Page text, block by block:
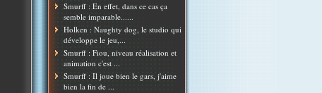
Smurff : En effet, dans ce cas ça
semble imparable......
Holken : Naughty dog, le studio qui
développe le jeu,...
Smurff : Fiou, niveau réalisation et
animation c'est ...
Smurff : Il joue bien le gars, j'aime
bien la fin de ...